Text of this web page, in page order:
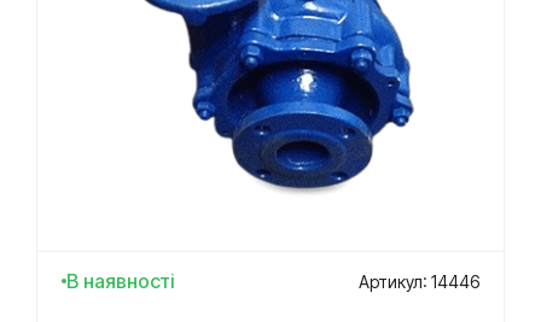
В наявності Артикул: 14446